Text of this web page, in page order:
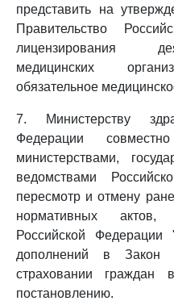
представить на
Правительство
лицензирования
медицинских
обязательное
7. Министерству
Федерации
министерствами,
ведомствами
пересмотр и отмену
нормативных актов,
Российской
дополнений в
страховании
постановлению.